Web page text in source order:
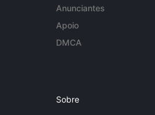
Anunciantes
Apoio
DMCA
Sobre